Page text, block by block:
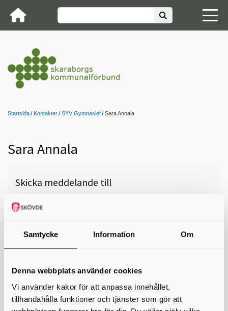
Samtycke Information Om
Denna webbplats använder cookies
Vi använder kakor för att anpassa innehållet,
tillhandahålla funktioner och tjänster som gör att
Startsida Kontakter SYV Gymnasiet Sara Annala
Sara Annala
Skicka meddelande till
Naturbruksskolan Sötåsen,
*Ditt namn
Din e-postadress
Telefon